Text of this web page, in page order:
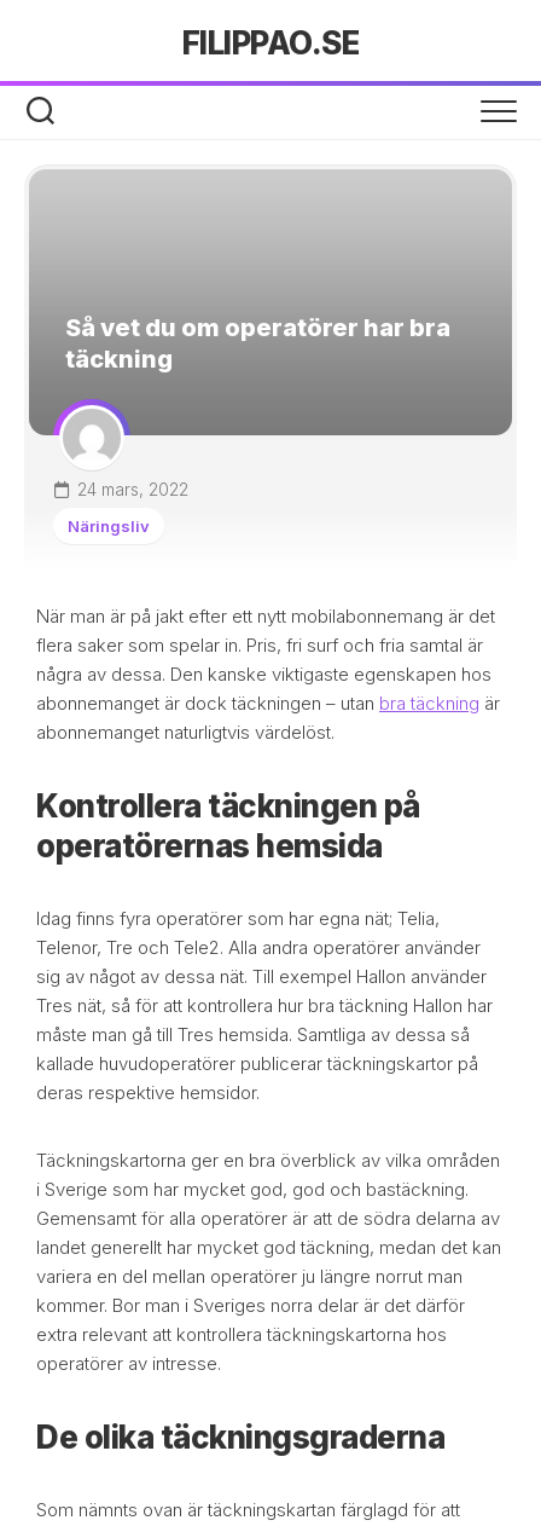
FILIPPAO.SE
Så vet du om operatörer har bra
täckning
24 mars, 2022
Näringsliv
När man är på jakt efter ett nytt mobilabonnemang är det
flera saker som spelar in. Pris, fri surf och fria samtal är
några av dessa. Den kanske viktigaste egenskapen hos
abonnemanget är dock täckningen – utan bra täckning är
abonnemanget naturligtvis värdelöst.
Kontrollera täckningen på
operatörernas hemsida
Idag finns fyra operatörer som har egna nät; Telia,
Telenor, Tre och Tele2. Alla andra operatörer använder
sig av något av dessa nät. Till exempel Hallon använder
Tres nät, så för att kontrollera hur bra täckning Hallon har
måste man gå till Tres hemsida. Samtliga av dessa så
kallade huvudoperatörer publicerar täckningskartor på
deras respektive hemsidor.
Täckningskartorna ger en bra överblick av vilka områden
i Sverige som har mycket god, god och bastäckning.
Gemensamt för alla operatörer är att de södra delarna av
landet generellt har mycket god täckning, medan det kan
variera en del mellan operatörer ju längre norrut man
kommer. Bor man i Sveriges norra delar är det därför
extra relevant att kontrollera täckningskartorna hos
operatörer av intresse.
De olika täckningsgraderna
Som nämnts ovan är täckningskartan färglagd för att